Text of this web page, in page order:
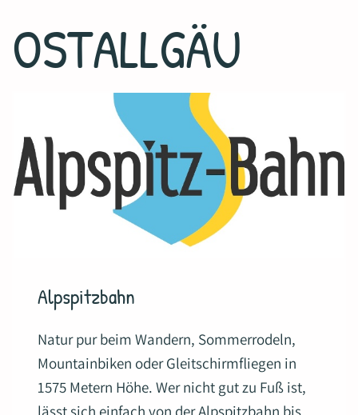
OSTALLGÄU
Alpspitzbahn
Natur pur beim Wandern, Sommerrodeln,
Mountainbiken oder Gleitschirmfliegen in
1575 Metern Höhe. Wer nicht gut zu Fuß ist,
lässt sich einfach von der Alpspitzbahn bis